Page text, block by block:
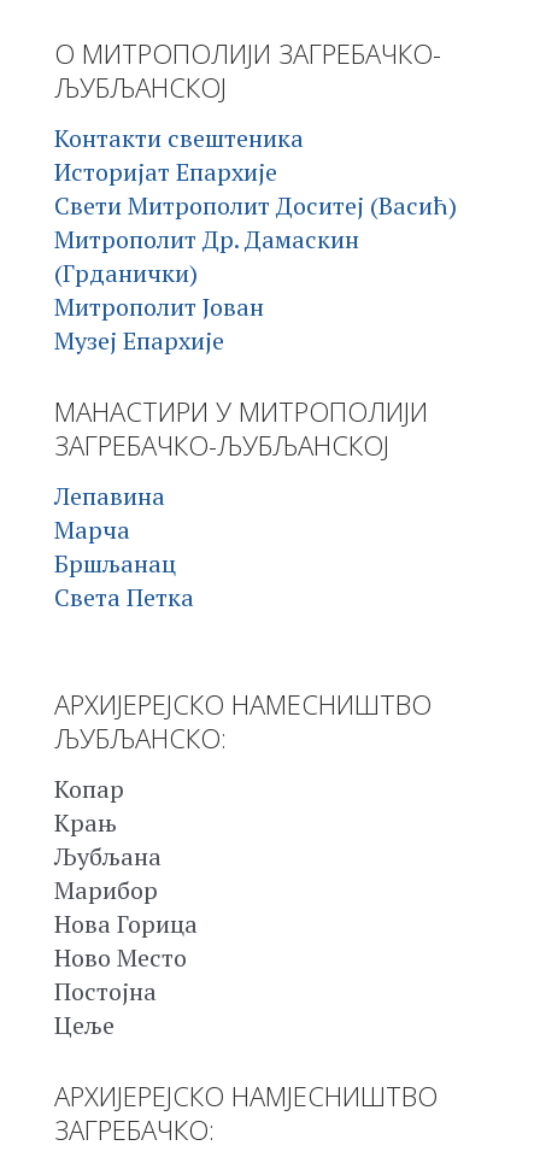
О МИТРОПОЛИЈИ ЗАГРЕБАЧКО-
ЉУБЉАНСКОЈ
Контакти свештеника
Историјат Епархије
Свети Митрополит Доситеј (Васић)
Митрополит Др. Дамаскин
(Грданички)
Митрополит Јован
Музеј Епархије
МАНАСТИРИ У МИТРОПОЛИЈИ
ЗАГРЕБАЧКО-ЉУБЉАНСКОЈ
Лепавина
Марча
Бршљанац
Света Петка
АРХИЈЕРЕЈСКО НАМЕСНИШТВО
ЉУБЉАНСКО:
Копар
Крањ
Љубљана
Марибор
Нова Горица
Ново Место
Постојна
Цеље
АРХИЈЕРЕЈСКО НАМЈЕСНИШТВО
ЗАГРЕБАЧКО: